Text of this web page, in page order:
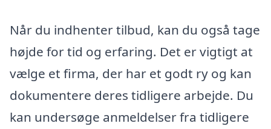
Når du indhenter tilbud, kan du også tage
højde for tid og erfaring. Det er vigtigt at
vælge et firma, der har et godt ry og kan
dokumentere deres tidligere arbejde. Du
kan undersøge anmeldelser fra tidligere